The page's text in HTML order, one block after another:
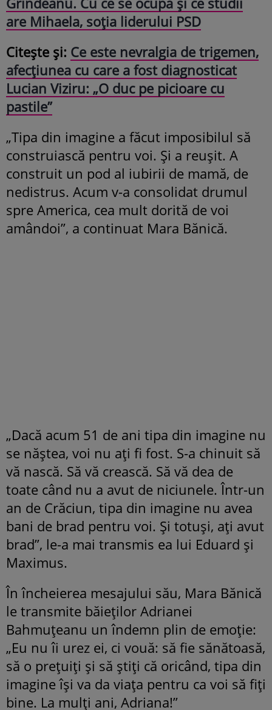
are Mihaela, soția liderului PSD
Citește și: Ce este nevralgia de trigemen,
afecțiunea cu care a fost diagnosticat
Lucian Viziru: „O duc pe picioare cu
pastile”
„Tipa din imagine a făcut imposibilul să
construiască pentru voi. Și a reușit. A
construit un pod al iubirii de mamă, de
nedistrus. Acum v-a consolidat drumul
spre America, cea mult dorită de voi
amândoi”, a continuat Mara Bănică.
„Dacă acum 51 de ani tipa din imagine nu
se năștea, voi nu ați fi fost. S-a chinuit să
vă nască. Să vă crească. Să vă dea de
toate când nu a avut de niciunele. Într-un
an de Crăciun, tipa din imagine nu avea
bani de brad pentru voi. Și totuși, ați avut
brad”, le-a mai transmis ea lui Eduard și
Maximus.
În încheierea mesajului său, Mara Bănică
le transmite băieților Adrianei
Bahmuțeanu un îndemn plin de emoție:
„Eu nu îi urez ei, ci vouă: să fie sănătoasă,
să o prețuiți și să știți că oricând, tipa din
imagine își va da viața pentru ca voi să fiți
bine. La mulți ani, Adriana!”